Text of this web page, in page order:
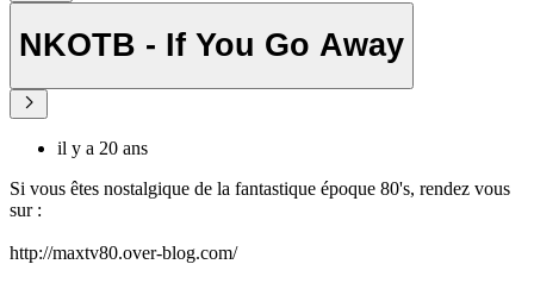
NKOTB - If You Go Away
il y a 20 ans
Si vous êtes nostalgique de la fantastique époque 80's, rendez vous
sur :
http://maxtv80.over-blog.com/